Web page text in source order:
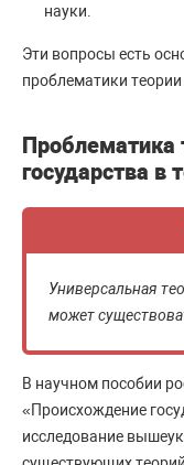
науки.
Эти вопросы есть
проблематики
Проблематика
государства в
Универсальная
может
В научном пособии
«Происхождение
исследование